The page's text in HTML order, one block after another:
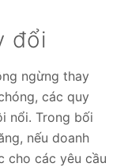
đổi
ngừng thay
các quy
nổi. Trong bối
nếu doanh
cho các yêu cầu